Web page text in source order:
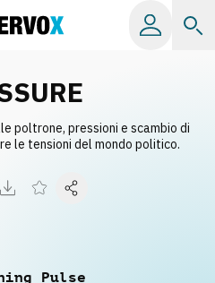
poltrone, pressioni e scambio di
le tensioni del mondo politico.
Pulse